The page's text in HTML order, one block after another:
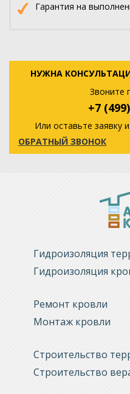
Гарантия на
НУЖНА
Звоните
+7
Или оставьте заявку
ОБРАТНЫЙ ЗВОНОК
Гидроизоляция
Гидроизоляция
Ремонт кровли
Монтаж кровли
Строительство
Строительство